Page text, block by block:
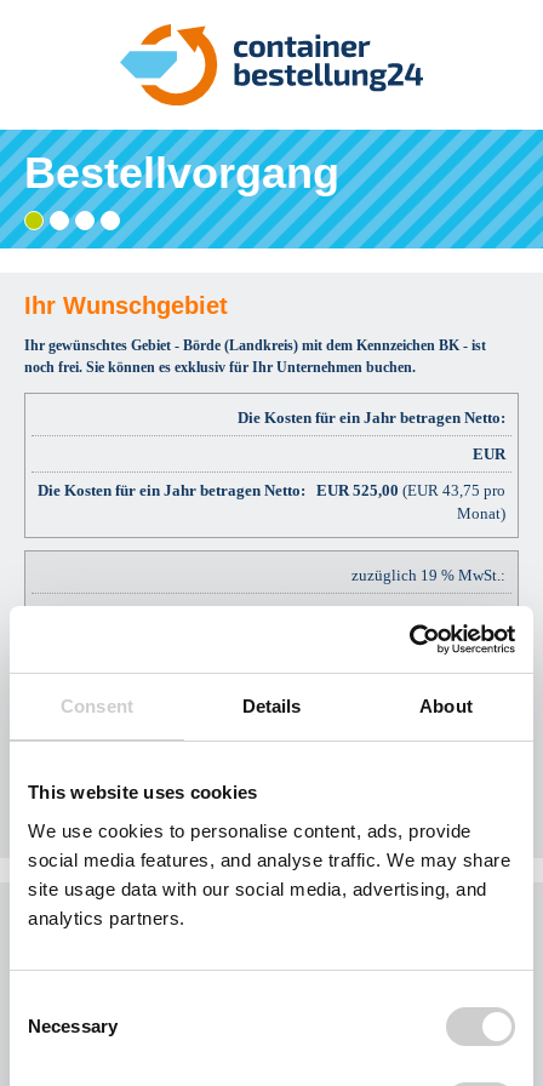
Consent Details About
This website uses cookies
We use cookies to personalise content, ads, provide
social media features, and analyse traffic. We may share
site usage data with our social media, advertising, and
analytics partners.
Selection
Necessary
Bestellvorgang
Gebiet
wählen
Adresse
eingeben
Angaben
prüfen
bestellen
Ihre
Bestätigung
Ihr Wunschgebiet
Ihr gewünschtes Gebiet - Börde (Landkreis) mit dem Kennzeichen BK - ist
noch frei. Sie können es exklusiv für Ihr Unternehmen buchen.
Die Kosten für ein Jahr betragen Netto:
EUR
EUR525,00 (EUR 43,75 pro
Monat)
zuzüglich 19 % MwSt.:
EUR
EUR99,75
Gesamtpreis Brutto:
EUR
Was möchten Sie jetzt tun?
Jedes Gebiet wird nur einmal vergeben.